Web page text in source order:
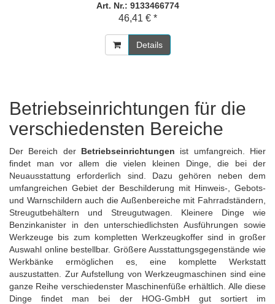
Art. Nr.: 9133466774
46,41 € *
Details
Betriebseinrichtungen für die
verschiedensten Bereiche
Der Bereich der Betriebseinrichtungen ist umfangreich. Hier
findet man vor allem die vielen kleinen Dinge, die bei der
Neuausstattung erforderlich sind. Dazu gehören neben dem
umfangreichen Gebiet der Beschilderung mit Hinweis-, Gebots-
und Warnschildern auch die Außenbereiche mit Fahrradständern,
Streugutbehältern und Streugutwagen. Kleinere Dinge wie
Benzinkanister in den unterschiedlichsten Ausführungen sowie
Werkzeuge bis zum kompletten Werkzeugkoffer sind in großer
Auswahl online bestellbar. Größere Ausstattungsgegenstände wie
Werkbänke ermöglichen es, eine komplette Werkstatt
auszustatten. Zur Aufstellung von Werkzeugmaschinen sind eine
ganze Reihe verschiedenster Maschinenfüße erhältlich. Alle diese
Dinge findet man bei der HOG-GmbH gut sortiert im